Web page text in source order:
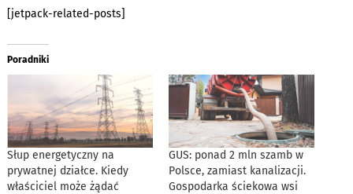
[jetpack-related-posts]
Poradniki
Słup energetyczny na
prywatnej działce. Kiedy
właściciel może żądać
GUS: ponad 2 mln szamb w
Polsce, zamiast kanalizacji.
Gospodarka ściekowa wsi